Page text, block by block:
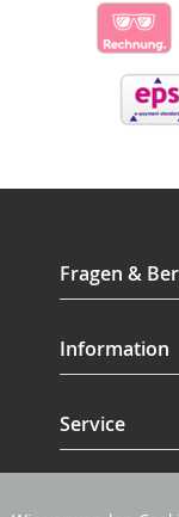
Fragen &
Information
Service